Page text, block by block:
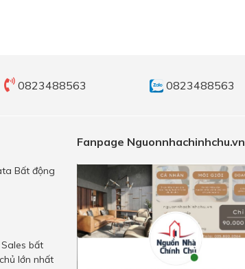
0823488563 0823488563
Bất động
bất
lớn nhất
Fanpage Nguonnhachinhchu.vn